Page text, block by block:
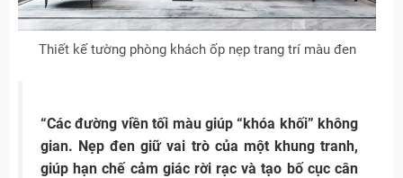
Thiết kế tường phòng khách ốp nẹp trang trí màu đen
“Các đường viền tối màu giúp “khóa khối” không
gian. Nẹp đen giữ vai trò của một khung tranh,
giúp hạn chế cảm giác rời rạc và tạo bố cục cân